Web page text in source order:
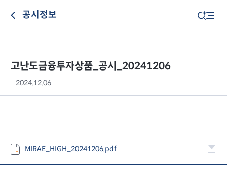
공시정보
고난도금융투자상품_공시_20241206
2024.12.06
MIRAE_HIGH_20241206.pdf